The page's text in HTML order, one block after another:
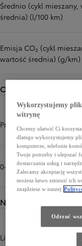
Średnio (cykl mieszany,
średnia) (l/100 km)
Emisja CO₂ (cykl
wartość średnia) (g/km)
Osiągi
Prędkość maksymalna
0-100 km/h (sek)
Napęd
Liczba i układ cylindrów
Wykorzystujemy
witrynę
Chcemy ułatwić Ci
dlatego wykorzystujemy
komputerze, telefonie
Twoje potrzeby i ulepszać
dostarczania usług i
Zalecamy akceptację
możesz łatwo zmienić ich
znajdziesz w naszej
Odrzuć